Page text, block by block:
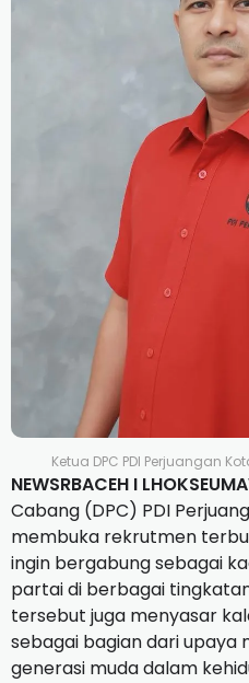
Ketua DPC PDI Perjuangan
NEWSRBACEH I
Cabang (DPC) PDI
membuka rekrutmen
ingin bergabung sebagai
partai di berbagai
tersebut juga menyasar
sebagai bagian dari upaya
generasi muda dalam